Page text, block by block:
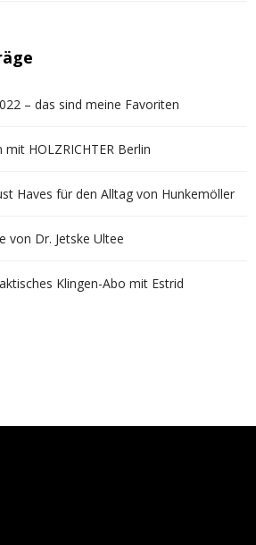
– das sind meine Favoriten
HOLZRICHTER Berlin
Haves für den Alltag von Hunkemöller
von Dr. Jetske Ultee
Klingen-Abo mit Estrid